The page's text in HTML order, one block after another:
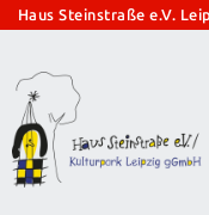
Zum
springen
Haus Steinstraße e.V.